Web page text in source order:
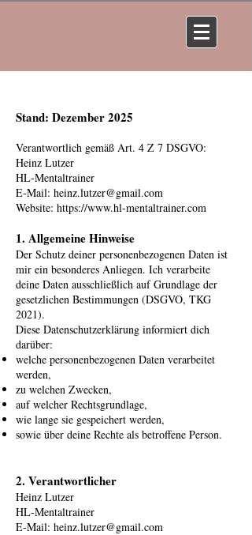
Stand: Dezember 2025
Verantwortlich gemäß Art. 4 Z 7 DSGVO:
Heinz Lutzer
HL-Mentaltrainer
E-Mail: heinz.lutzer@gmail.com
Website: https://www.hl-mentaltrainer.com
1. Allgemeine Hinweise
Der Schutz deiner personenbezogenen Daten ist
mir ein besonderes Anliegen. Ich verarbeite
deine Daten ausschließlich auf Grundlage der
gesetzlichen Bestimmungen (DSGVO, TKG
2021).
Diese Datenschutzerklärung informiert dich
darüber:
welche personenbezogenen Daten verarbeitet
werden,
zu welchen Zwecken,
auf welcher Rechtsgrundlage,
wie lange sie gespeichert werden,
sowie über deine Rechte als betroffene Person.
2. Verantwortlicher
Heinz Lutzer
HL-Mentaltrainer
E-Mail: heinz.lutzer@gmail.com